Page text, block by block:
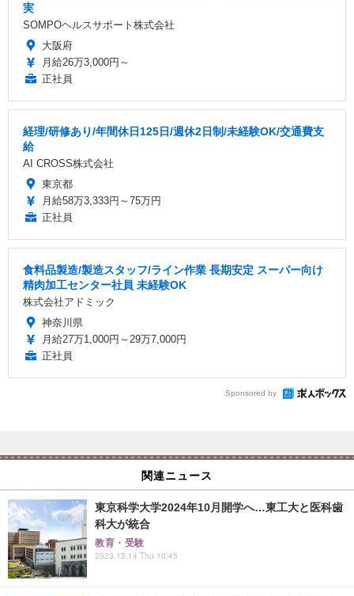
実
SOMPOヘルスサポート株式会社
大阪府
月給26万3,000円～
正社員
経理/研修あり/年間休日125日/週休2日制/未経験OK/交通費支
給
AI CROSS株式会社
東京都
月給58万3,333円～75万円
正社員
食料品製造/製造スタッフ/ライン作業 長期安定 スーパー向け
精肉加工センター社員 未経験OK
株式会社アドミック
神奈川県
月給27万1,000円～29万7,000円
正社員
Sponsored by
関連ニュース
東京科学大学2024年10月開学へ…東工大と医科歯
科大が統合
教育・受験
2023.12.14 Thu 10:45